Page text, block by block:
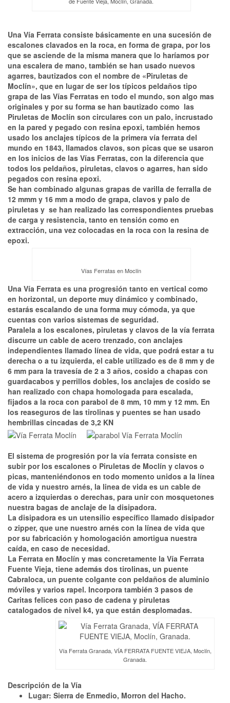
Una Vía Ferrata consiste básicamente en una sucesión de
escalones clavados en la roca, en forma de grapa, por los
que se asciende de la misma manera que lo haríamos por
una escalera de mano, también se han usado nuevos
agarres, bautizados con el nombre de «Piruletas de
Moclín», que en lugar de ser los típicos peldaños tipo
grapa de las Vías Ferratas en todo el mundo, son algo mas
originales y por su forma se han bautizado como las
Piruletas de Moclín son circulares con un palo, incrustado
en la pared y pegado con resina epoxi, también hemos
usado los anclajes típicos de la primera vía ferrata del
mundo en 1843, llamados clavos, son picas que se usaron
en los inicios de las Vías Ferratas, con la diferencia que
todos los peldaños, piruletas, clavos o agarres, han sido
pegados con resina epoxi.
Se han combinado algunas grapas de varilla de ferralla de
12 mmm y 16 mm a modo de grapa, clavos y palo de
piruletas y se han realizado las correspondientes pruebas
de carga y resistencia, tanto en tensión como en
extracción, una vez colocadas en la roca con la resina de
epoxi.
Vías Ferratas en Moclín
Una Vía Ferrata es una progresión tanto en vertical como
en horizontal, un deporte muy dinámico y combinado,
estarás escalando de una forma muy cómoda, ya que
cuentas con varios sistemas de seguridad.
Paralela a los escalones, piruletas y clavos de la vía ferrata
discurre un cable de acero trenzado, con anclajes
independientes llamado línea de vida, que podrá estar a tu
derecha o a tu izquierda, el cable utilizado es de 8 mm y de
6 mm para la travesía de 2 a 3 años, cosido a chapas con
guardacabos y perrillos dobles, los anclajes de cosido se
han realizado con chapa homologada para escalada,
fijados a la roca con parabol de 8 mm, 10 mm y 12 mm. En
los reaseguros de las tirolinas y puentes se han usado
hembrillas cincadas de 3,2 KN
El sistema de progresión por la vía ferrata consiste en
subir por los escalones o Piruletas de Moclín y clavos o
picas, manteniéndonos en todo momento unidos a la línea
de vida y nuestro arnés, la linea de vida es un cable de
acero a izquierdas o derechas, para unir con mosquetones
nuestra bagas de anclaje de la disipadora.
La disipadora es un utensilio específico llamado disipador
o zipper, que une nuestro arnés con la línea de vida que
por su fabricación y homologación amortigua nuestra
caída, en caso de necesidad.
La Ferrata en Moclín y mas concretamente la Vía Ferrata
Fuente Vieja, tiene además dos tirolinas, un puente
Cabraloca, un puente colgante con peldaños de aluminio
móviles y varios rapel. Incorpora también 3 pasos de
Caritas felices con paso de cadena y piruletas
catalogados de nivel k4, ya que están desplomadas.
Vía Ferrata Granada, VÍA FERRATA FUENTE VIEJA, Moclín,
Granada.
Descripción de la Vía
Lugar: Sierra de Enmedio, Morron del Hacho.